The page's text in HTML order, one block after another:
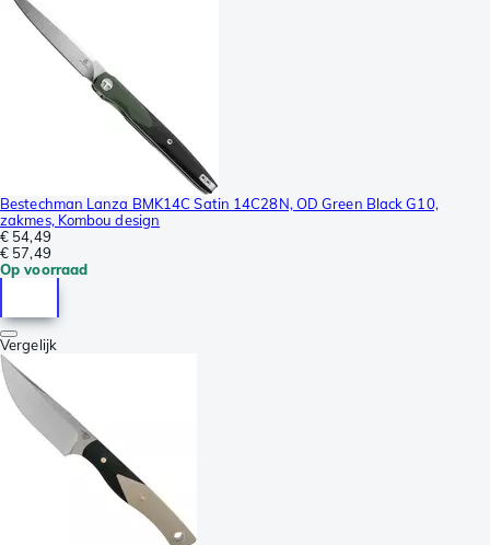
Bestechman Lanza BMK14C Satin 14C28N, OD Green Black G10,
zakmes, Kombou design
€ 54,49
€ 57,49
Op voorraad
Vergelijk